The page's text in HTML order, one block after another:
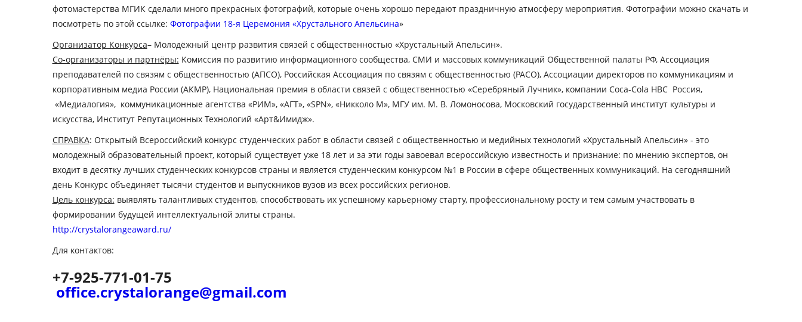
фотомастерства МГИК сделали много прекрасных фотографий, которые очень хорошо передают праздничную атмосферу мероприятия. Фотографии можно скачать и
посмотреть по этой ссылке: Фотографии 18-я Церемония «Хрустального Апельсина»
Организатор Конкурса– Молодёжный центр развития связей с общественностью «Хрустальный Апельсин».
Со-организаторы и партнёры: Комиссия по развитию информационного сообщества, СМИ и массовых коммуникаций Общественной палаты РФ, Ассоциация
преподавателей по связям с общественностью (АПСО), Российская Ассоциация по связям с общественностью (РАСО), Ассоциации директоров по коммуникациям и
корпоративным медиа России (АКМР), Национальная премия в области связей с общественностью «Серебряный Лучник», компании Coca-Cola HBC Россия,
«Медиалогия», коммуникационные агентства «РИМ», «АГТ», «SPN», «Никколо М», МГУ им. М. В. Ломоносова, Московский государственный институт культуры и
искусства, Институт Репутационных Технологий «Арт&Имидж».
СПРАВКА: Открытый Всероссийский конкурс студенческих работ в области связей с общественностью и медийных технологий «Хрустальный Апельсин» - это
молодежный образовательный проект, который существует уже 18 лет и за эти годы завоевал всероссийскую известность и признание: по мнению экспертов, он
входит в десятку лучших студенческих конкурсов страны и является студенческим конкурсом №1 в России в сфере общественных коммуникаций. На сегодняшний
день Конкурс объединяет тысячи студентов и выпускников вузов из всех российских регионов.
Цель конкурса: выявлять талантливых студентов, способствовать их успешному карьерному старту, профессиональному росту и тем самым участвовать в
формировании будущей интеллектуальной элиты страны.
http://crystalorangeaward.ru/
Для контактов:
+7-925-771-01-75
office.crystalorange@gmail.com